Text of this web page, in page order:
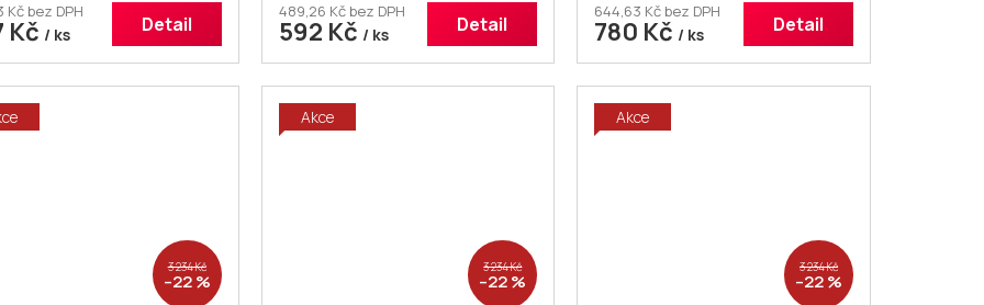
Kč bez DPH
Kč / ks Detail
489,26 Kč bez DPH
592 Kč / ks Detail
644,63 Kč bez DPH
780 Kč / ks Detail
3 234 Kč
–22 %
Akce
3 234 Kč
–22 %
Akce
3 234 Kč
–22 %